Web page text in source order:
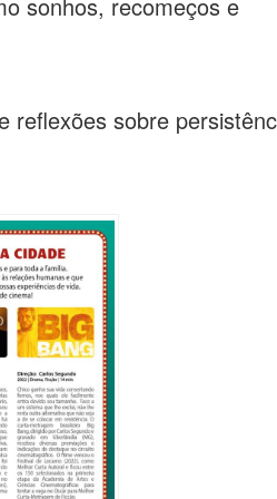
reflexões sobre